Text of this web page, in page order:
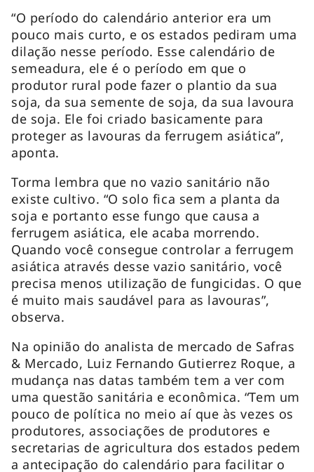
“O período do calendário anterior era um
pouco mais curto, e os estados pediram uma
dilação nesse período. Esse calendário de
semeadura, ele é o período em que o
produtor rural pode fazer o plantio da sua
soja, da sua semente de soja, da sua lavoura
de soja. Ele foi criado basicamente para
proteger as lavouras da ferrugem asiática”,
aponta.
Torma lembra que no vazio sanitário não
existe cultivo. “O solo fica sem a planta da
soja e portanto esse fungo que causa a
ferrugem asiática, ele acaba morrendo.
Quando você consegue controlar a ferrugem
asiática através desse vazio sanitário, você
precisa menos utilização de fungicidas. O que
é muito mais saudável para as lavouras”,
observa.
Na opinião do analista de mercado de Safras
& Mercado, Luiz Fernando Gutierrez Roque, a
mudança nas datas também tem a ver com
uma questão sanitária e econômica. “Tem um
pouco de política no meio aí que às vezes os
produtores, associações de produtores e
secretarias de agricultura dos estados pedem
a antecipação do calendário para facilitar o